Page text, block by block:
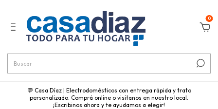
0
💬 Casa Díaz | Electrodomésticos con entrega rápida y trato
personalizado. Comprá online o visitanos en nuestro local.
¡Escribinos ahora y te ayudamos a elegir!